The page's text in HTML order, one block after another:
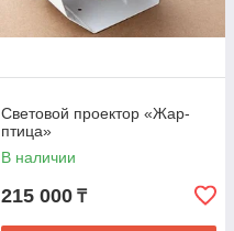
Световой проектор «Жар-
птица»
В наличии
215 000 ₸